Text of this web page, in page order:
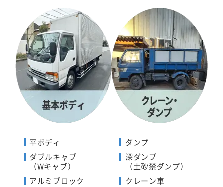
平ボディ
ダブルキャブ
（Wキャブ）
アルミブロック
ダンプ
深ダンプ
（土砂禁ダンプ）
クレーン車